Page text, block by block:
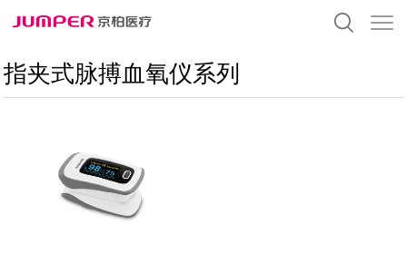
指夹式脉搏血氧仪系列